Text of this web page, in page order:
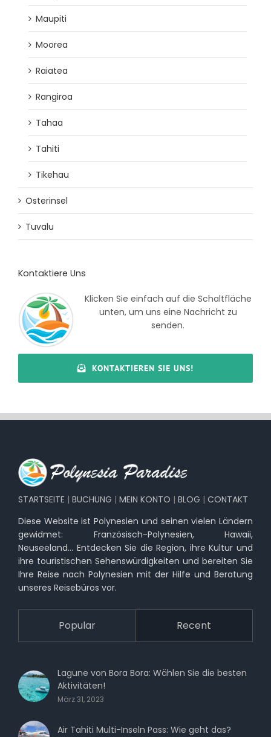
Maupiti
Moorea
Raiatea
Rangiroa
Tahaa
Tahiti
Tikehau
Osterinsel
Tuvalu
Kontaktiere Uns
Klicken Sie einfach auf die Schaltfläche
unten, um uns eine Nachricht zu
senden.
KONTAKTIEREN SIE UNS!
STARTSEITE | BUCHUNG | MEIN KONTO | BLOG | CONTAKT
Diese Website ist Polynesien und seinen vielen Ländern
gewidmet: Französisch-Polynesien, Hawaii,
Neuseeland… Entdecken Sie die Region, ihre Kultur und
ihre touristischen Sehenswürdigkeiten und bereiten Sie
Ihre Reise nach Polynesien mit der Hilfe und Beratung
unseres Reisebüros vor.
Popular Recent
Lagune von Bora Bora: Wählen Sie die besten
Aktivitäten!
März 31, 2023
Air Tahiti Multi-Inseln Pass: Wie geht das?